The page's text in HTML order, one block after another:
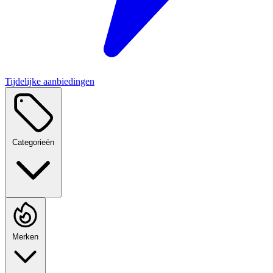
Tijdelijke aanbiedingen
Categorieën
Merken